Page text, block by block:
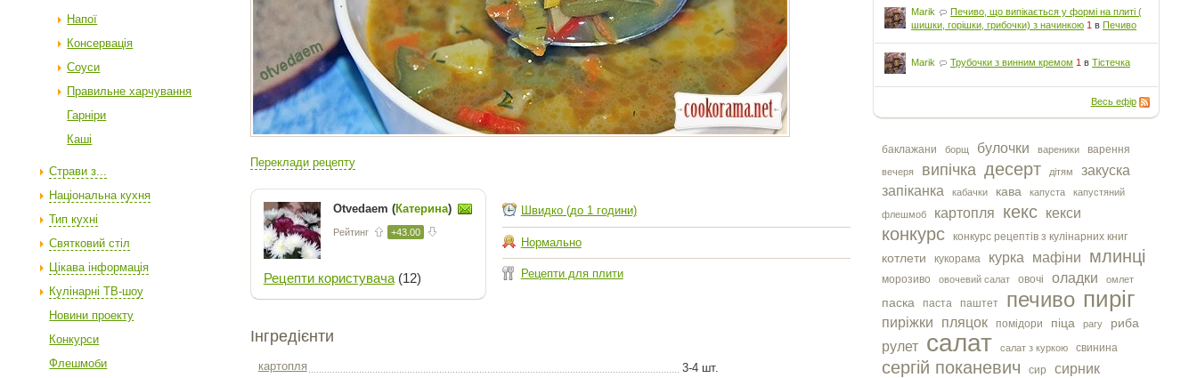
Напої
Консервація
Соуси
Правильне харчування
Гарніри
Каші
Страви з...
Національна кухня
Тип кухні
Святковий стіл
Цікава інформація
Кулінарні ТВ-шоу
Новини проекту
Конкурси
Флешмоби
Marik
Печиво, що випікається у формі на плиті (
шишки, горішки, грибочки) з начинкою 1 вПечиво
Marik Трубочки з винним кремом 1 вТістечка
Весь ефір
баклажани борщ булочки вареники варення
вечеря випічка десерт дітям
закуска
запіканка
кабачки кава капуста капустяний
флешмоб картопля кекс кекси
конкурс конкурс рецептів з кулінарних книг
котлети кукорама курка мафіни млинці
морозиво овочевий салат овочі оладки омлет
паска паста паштет печиво пиріг
пиріжки пляцок помідори піца рагу риба
рулет салат салат з куркою свинина
сергiй поканевич сир сирник
Переклади рецепту
Otvedaem (Катерина)
Рейтинг +43.00
Рецепти користувача(12)
Швидко (до 1 години)
Нормально
Рецепти для плити
Інгредієнти
картопля
3-4 шт.